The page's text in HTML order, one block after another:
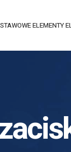
ELEMENTY